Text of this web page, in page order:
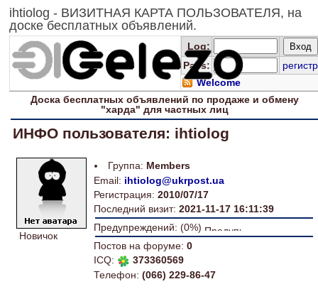
ihtiolog - ВИЗИТНАЯ КАРТА ПОЛЬЗОВАТЕЛЯ, на
доске бесплатных объявлений.
Log:
Pass:
регистр
Welcome
Доскабесплатных объявлений по продаже и обмену
"харда" длячастных лиц
ИНФО пользователя: ihtiolog
Новичок
Группа: Members
Email: ihtiolog@ukrpost.ua
Регистрация: 2010/07/17
Последний визит: 2021-11-17 16:11:39
Предупреждений: (0%)
Постов на форуме: 0
ICQ:
373360569
Телефон: (066) 229-86-47